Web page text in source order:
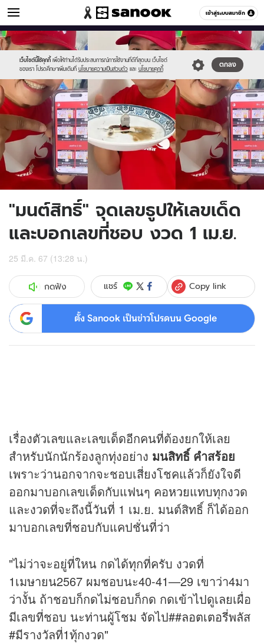
เข้าสู่ระบบสมาชิก
ข่าวบันเทิง หมวดอื่นๆ
เว็บไซต์นี้ใช้คุกกี้ เพื่อให้ท่านได้รับประสบการณ์การใช้งานที่ดีที่สุดบน เว็บไซต์
ของเรา โปรดศึกษาเพิ่มเติมที่ นโยบายความเป็นส่วนตัว และ นโยบายคุกกี้
ตกลง
Sanook
//s.isanook.com/sr/0/images/logo-
new-
sanook.png
600
60
//s.isanook.com/ns/0/ud/1859/9297222/mon.jpg
"มนต์สิทธิ์" จุดเลขธูปให้เลขเด็ด
และบอกเลขที่ชอบ งวด 1 เม.ย.
25 มี.ค. 67 (13:28 น.)
กดฟัง แชร์ Copy link
ตั้ง Sanook เป็นข่าวโปรดบน Google
เรื่องตัวเลขและเลขเด็ดอีกคนที่ต้องยกให้เลย
สำหรับนักนักร้องลูกทุ่งอย่าง มนสิทธิ์ คำสร้อย
เพราะว่านอกจากจะชอบเสี่ยงโชคแล้วก็ยังใจดี
ออกมาบอกเลขเด็ดกับแฟนๆ คอหวยแทบทุกงวด
และงวดที่จะถึงนี้วันที่ 1 เม.ย. มนต์สิทธิ์ ก็ได้ออก
มาบอกเลขที่ชอบกับแคปชั่นที่ว่า
"ไม่ว่าจะอยู่ที่ใหน กดได้ทุกที่ครับ งวดที่
1เมษายน2567 ผมชอบนะ40-41—29 เขาว่า4มา
ว่างั้น ถ้าชอบก็กดไม่ชอบก็กด กดเข้าไปดูเลยเผื่อ
มีเลขที่ชอบ นะท่านผู้โชม จัดไป##ลอตเตอรี่พลัส
#มีรางวัลที่1ทุ้กงวด"